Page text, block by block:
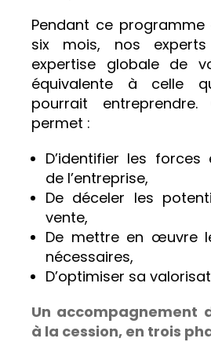
Pendant ce programme
six mois, nos
expertise globale de
équivalente à celle
pourrait
permet :
D’identifier les
de l’entreprise,
De déceler les
vente,
De mettre en œuvre
nécessaires,
D’optimiser sa
Un accompagnement
à la cession, en trois